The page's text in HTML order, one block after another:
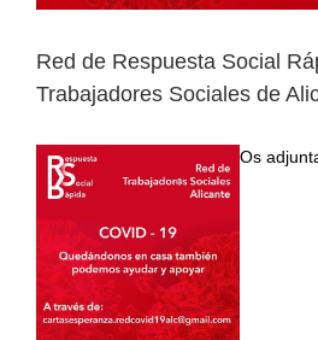
Red de Respuesta Social
Trabajadores Sociales de
Os